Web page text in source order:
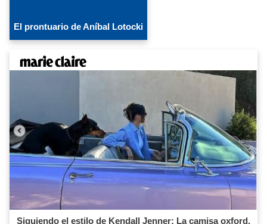
El prontuario de Aníbal Lotocki
Siguiendo el estilo de Kendall Jenner: La camisa oxford,